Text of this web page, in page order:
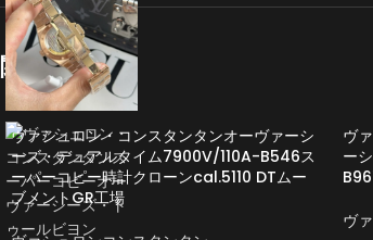
関連商品
ヴァシュロン・コンスタンタンオーヴァーシ
ーズ・デュアルタイム7900V/110A-B546ス
ーパーコピー時計クローンcal.5110 DTムー
ブメントGR工場
ヴ
ー
ヴ